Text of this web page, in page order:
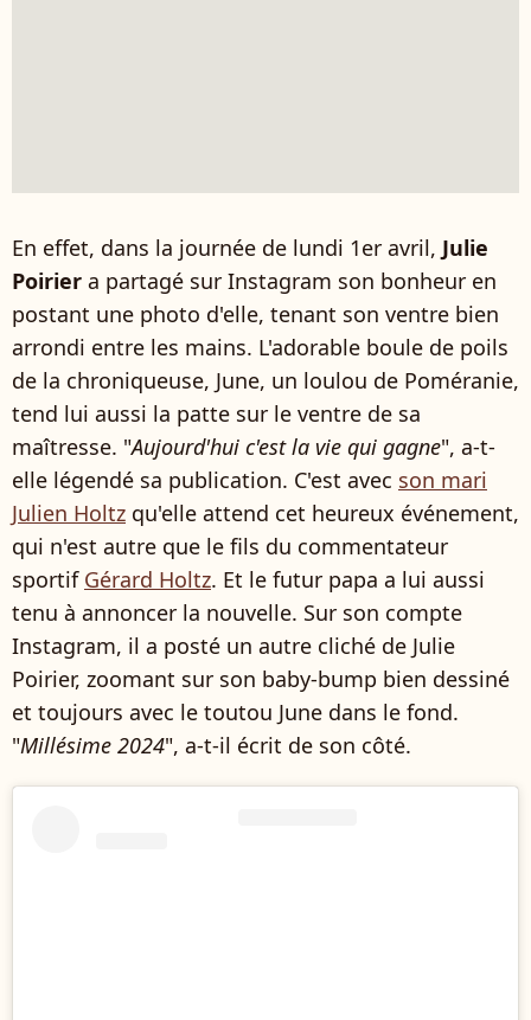
En effet, dans la journée de lundi 1er avril, Julie
Poirier a partagé sur Instagram son bonheur en
postant une photo d'elle, tenant son ventre bien
arrondi entre les mains. L'adorable boule de poils
de la chroniqueuse, June, un loulou de Poméranie,
tend lui aussi la patte sur le ventre de sa
maîtresse. "Aujourd'hui c'est la vie qui gagne", a-t-
elle légendé sa publication. C'est avec son mari
Julien Holtz qu'elle attend cet heureux événement,
qui n'est autre que le fils du commentateur
sportif Gérard Holtz. Et le futur papa a lui aussi
tenu à annoncer la nouvelle. Sur son compte
Instagram, il a posté un autre cliché de Julie
Poirier, zoomant sur son baby-bump bien dessiné
et toujours avec le toutou June dans le fond.
"Millésime 2024", a-t-il écrit de son côté.